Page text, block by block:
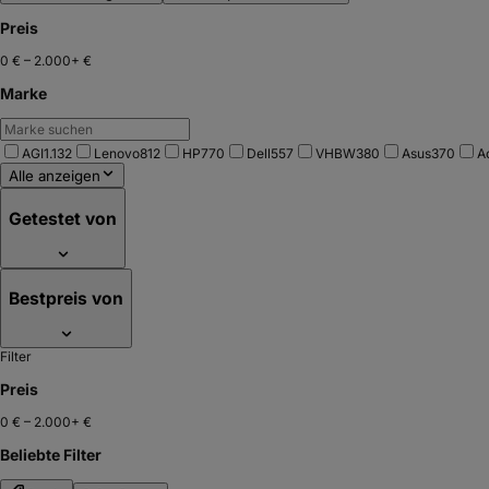
Preis
0 € – 2.000+ €
Marke
AGI1.132 Lenovo812 HP770 Dell557 VHBW380 Asus370
Alle anzeigen
Getestet von
Bestpreis von
Filter
Preis
0 € – 2.000+ €
Beliebte Filter